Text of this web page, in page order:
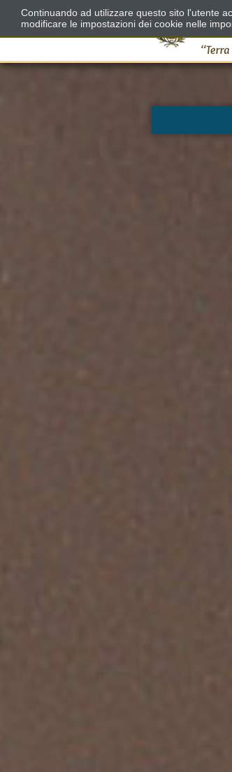
Continuando ad utilizzare questo sito l'utente
modificare le impostazioni dei cookie nelle